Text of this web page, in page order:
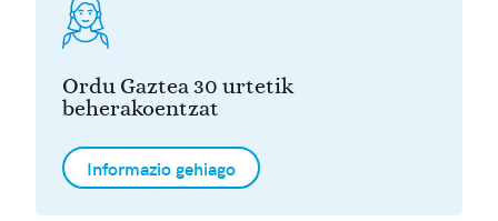
Ordu Gaztea 30 urtetik
beherakoentzat
Informazio gehiago